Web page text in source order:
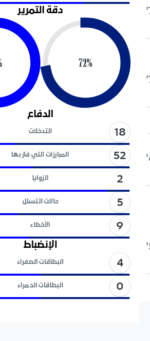
دقة التمرير
72%
الدفاع
18
التدخلات
52
المبارزات التي فاز بها
2
الزوايا
5
حالات التسلل
9
الأخطاء
الإنضباط
4
البطاقات الصفراء
0
البطاقات الحمراء